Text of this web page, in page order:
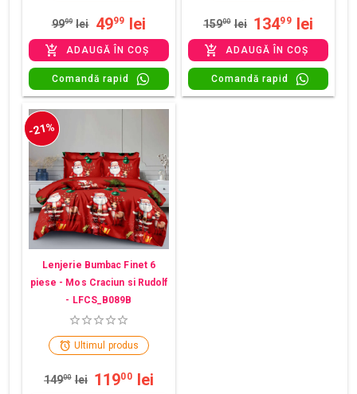
9999 lei 4999 lei
ADAUGĂ ÎN COȘ
Comandă rapid
15900 lei 13499 lei
ADAUGĂ ÎN COȘ
Comandă rapid
-21%
Lenjerie Bumbac Finet 6
piese - Mos Craciun si Rudolf
- LFCS_B089B
Ultimul produs
14900 lei 11900 lei